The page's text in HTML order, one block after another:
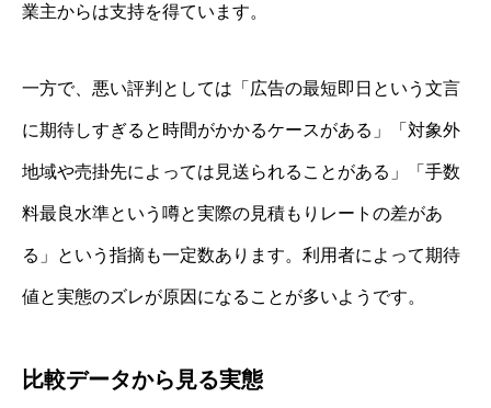
業主からは支持を得ています。
一方で、悪い評判としては「広告の最短即日という文言
に期待しすぎると時間がかかるケースがある」「対象外
地域や売掛先によっては見送られることがある」「手数
料最良水準という噂と実際の見積もりレートの差があ
る」という指摘も一定数あります。利用者によって期待
値と実態のズレが原因になることが多いようです。
比較データから見る実態